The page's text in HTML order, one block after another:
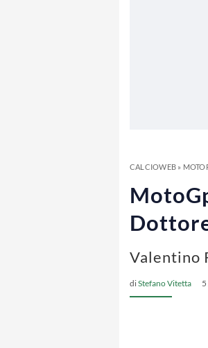
CALCIOWEB»
Valentino
diStefano Vitetta